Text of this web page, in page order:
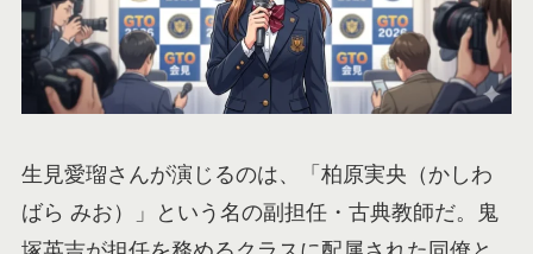
生見愛瑠さんが演じるのは、「柏原実央（かしわ
ばら みお）」という名の副担任・古典教師だ。鬼